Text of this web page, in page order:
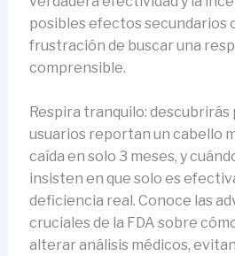
posibles efectos secundarios
frustración de buscar una
comprensible.
Respira tranquilo: descubrirás
usuarios reportan un cabello
caída en solo 3 meses, y
insisten en que solo es
deficiencia real. Conoce las
cruciales de la FDA sobre
alterar análisis médicos,